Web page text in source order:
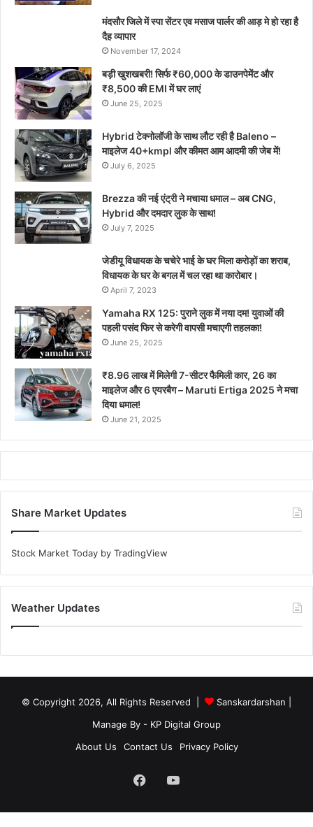
मंदसौर जिले में स्पा सेंटर एव मसाज पार्लर की आड़ मे हो रहा है
दैह व्यापार
November 17, 2024
बड़ी खुशखबरी! सिर्फ ₹60,000 के डाउनपेमेंट और
₹8,500 की EMI में घर लाएं
June 25, 2025
Hybrid टेक्नोलॉजी के साथ लौट रही है Baleno –
माइलेज 40+kmpl और कीमत आम आदमी की जेब में!
July 6, 2025
Brezza की नई एंट्री ने मचाया धमाल – अब CNG,
Hybrid और दमदार लुक के साथ!
July 7, 2025
जेडीयू विधायक के चचेरे भाई के घर मिला करोड़ों का शराब,
विधायक के घर के बगल में चल रहा था कारोबार।
April 7, 2023
Yamaha RX 125: पुराने लुक में नया दम! युवाओं की
पहली पसंद फिर से करेगी वापसी मचाएगी तहलका!
June 25, 2025
₹8.96 लाख में मिलेगी 7-सीटर फैमिली कार, 26 का
माइलेज और 6 एयरबैग – Maruti Ertiga 2025 ने मचा
दिया धमाल!
June 21, 2025
Share Market Updates
Stock Market Today by TradingView
Weather Updates
© Copyright 2026, All Rights Reserved | Sanskardarshan
Manage By - KP Digital Group
About Us
Contact Us Privacy Policy
FacebookYouTube